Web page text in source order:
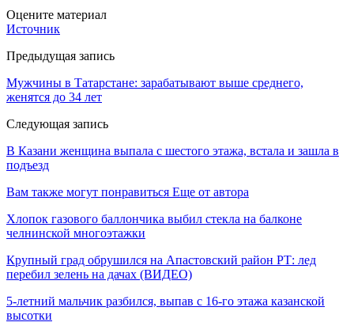
Оцените материал
Источник
Предыдущая запись
Мужчины в Татарстане: зарабатывают выше среднего,
женятся до 34 лет
Следующая запись
В Казани женщина выпала с шестого этажа, встала и зашла в
подъезд
Вам также могут понравиться Еще от автора
Хлопок газового баллончика выбил стекла на балконе
челнинской многоэтажки
Крупный град обрушился на Апастовский район РТ: лед
перебил зелень на дачах (ВИДЕО)
5-летний мальчик разбился, выпав с 16-го этажа казанской
высотки